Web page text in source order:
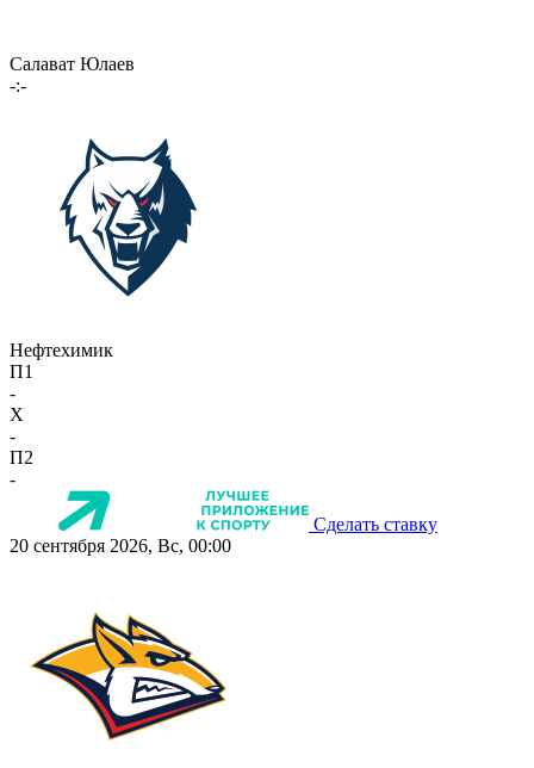
Салават Юлаев
-:-
Нефтехимик
П1
-
X
-
П2
-
Сделать ставку
20 сентября 2026, Вс, 00:00